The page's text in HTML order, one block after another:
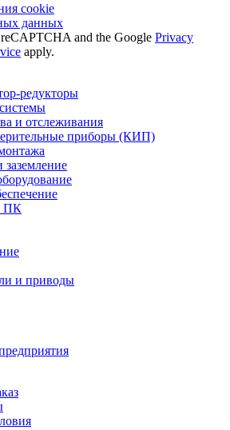
сookie
данных
and the Google Privacy
apply.
редукторы
и отслеживания
приборы (КИП)
ПК
и приводы